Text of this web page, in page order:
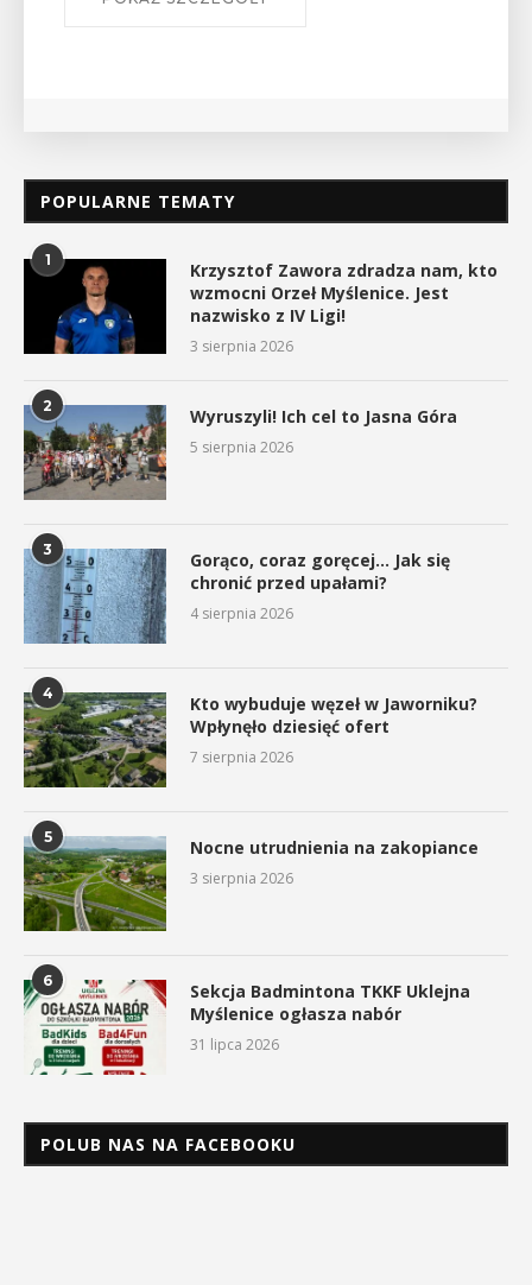
POPULARNE TEMATY
1
Krzysztof Zawora zdradza nam, kto
wzmocni Orzeł Myślenice. Jest
nazwisko z IV Ligi!
3 sierpnia 2026
2 Wyruszyli! Ich cel to Jasna Góra
5 sierpnia 2026
3
Gorąco, coraz goręcej… Jak się
chronić przed upałami?
4 sierpnia 2026
4
Kto wybuduje węzeł w Jaworniku?
Wpłynęło dziesięć ofert
7 sierpnia 2026
5 Nocne utrudnienia na zakopiance
3 sierpnia 2026
6
Sekcja Badmintona TKKF Uklejna
Myślenice ogłasza nabór
31 lipca 2026
POLUB NAS NA FACEBOOKU